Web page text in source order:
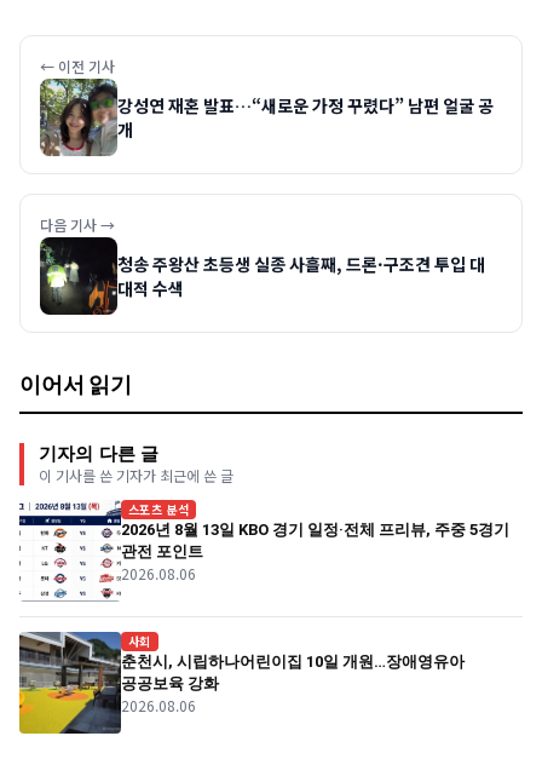
← 이전 기사
강성연 재혼 발표…“새로운 가정 꾸렸다” 남편 얼굴 공
개
다음 기사 →
청송 주왕산 초등생 실종 사흘째, 드론·구조견 투입 대
대적 수색
이어서 읽기
기자의 다른 글
이 기사를 쓴 기자가 최근에 쓴 글
스포츠 분석
2026년 8월 13일 KBO 경기 일정·전체 프리뷰, 주중 5경기
관전 포인트
2026.08.06
사회
춘천시, 시립하나어린이집 10일 개원…장애영유아
공공보육 강화
2026.08.06